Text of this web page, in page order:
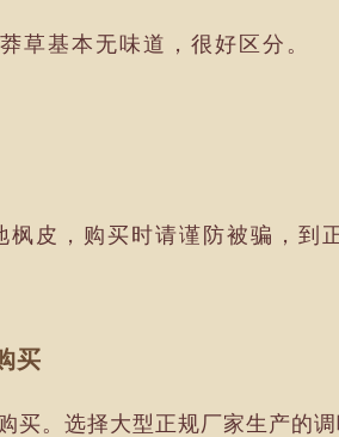
草基本无味道，很好区分。
皮，购买时请谨防被骗，到
买
买。选择大型正规厂家生产的